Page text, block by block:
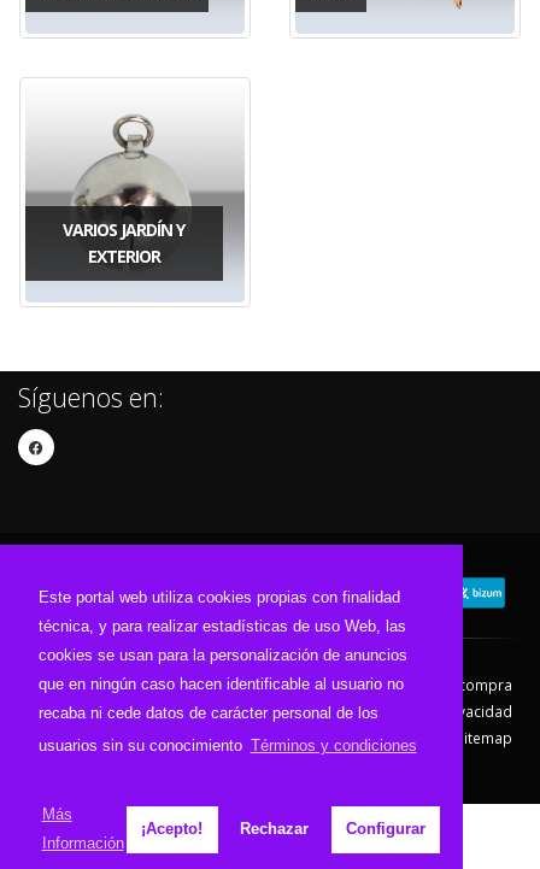
Este portal web utiliza cookies propias con finalidad
técnica, y para realizar estadísticas de uso Web, las
cookies se usan para la personalización de anuncios
que en ningún caso hacen identificable al usuario no
recaba ni cede datos de carácter personal de los
usuarios sin su conocimiento Términos y condiciones
Más
Información
¡Acepto! Rechazar Configurar
VARIOS JARDÍN Y
EXTERIOR
Síguenos en:
Contacto Aviso Legal
Condiciones de compra
Política de envíos
Política de devolución
Política de Privacidad
Política de Cookies
Sitemap